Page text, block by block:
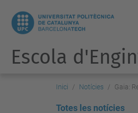
Escola
Inici Notícies Gaia:
Totes les notícies